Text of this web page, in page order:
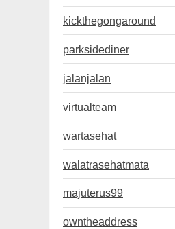
kickthegongaround
parksidediner
jalanjalan
virtualteam
wartasehat
walatrasehatmata
majuterus99
owntheaddress